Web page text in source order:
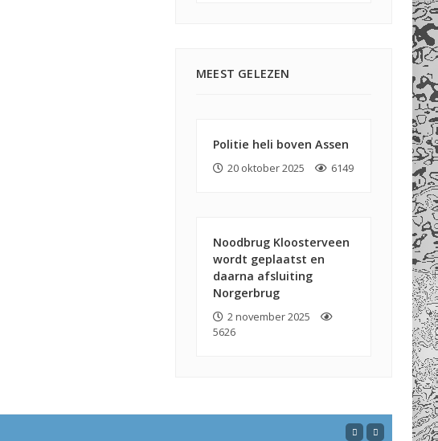
MEEST GELEZEN
Politie heli boven Assen
20 oktober 2025 6149
Noodbrug Kloosterveen
wordt geplaatst en
daarna afsluiting
Norgerbrug
2 november 2025
5626